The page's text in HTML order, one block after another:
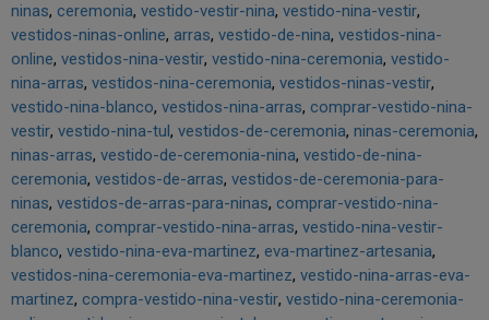
ninas ceremonia vestido-vestir-nina vestido-nina-vestir
vestidos-ninas-online arras vestido-de-nina vestidos-nina-
online vestidos-nina-vestir vestido-nina-ceremonia vestido-
nina-arras vestidos-nina-ceremonia vestidos-ninas-vestir
vestido-nina-blanco vestidos-nina-arras comprar-vestido-nina-
vestir vestido-nina-tul vestidos-de-ceremonia ninas-ceremonia
ninas-arras vestido-de-ceremonia-nina vestido-de-nina-
ceremonia vestidos-de-arras vestidos-de-ceremonia-para-
ninas vestidos-de-arras-para-ninas comprar-vestido-nina-
ceremonia comprar-vestido-nina-arras vestido-nina-vestir-
blanco vestido-nina-eva-martinez eva-martinez-artesania
vestidos-nina-ceremonia-eva-martinez vestido-nina-arras-eva-
martinez compra-vestido-nina-vestir vestido-nina-ceremonia-